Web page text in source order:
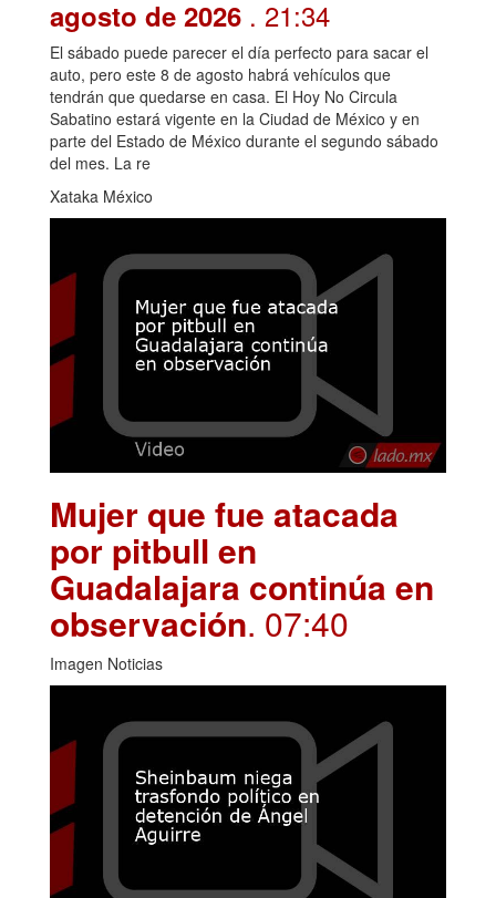
agosto de 2026 . 21:34
El sábado puede parecer el día perfecto para sacar el
auto, pero este 8 de agosto habrá vehículos que
tendrán que quedarse en casa. El Hoy No Circula
Sabatino estará vigente en la Ciudad de México y en
parte del Estado de México durante el segundo sábado
del mes. La re
Xataka México
Mujer que fue atacada
por pitbull en
Guadalajara continúa en
observación. 07:40
Imagen Noticias